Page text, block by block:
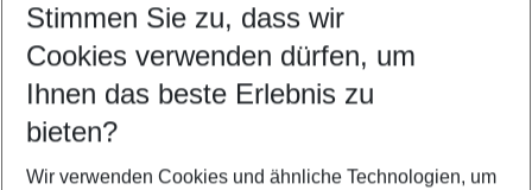
Abflughafen wählen
Beliebiger Abflughafen
Reisezeitraum wählen
09.08.26– 07.08.27 5-8 Nächte
2 Erwachsene Keine Kinder
Stimmen Sie zu, dass wir
Cookies verwenden dürfen, um
Ihnen das beste Erlebnis zu
bieten?
Wir verwenden Cookies und ähnliche Technologien, um